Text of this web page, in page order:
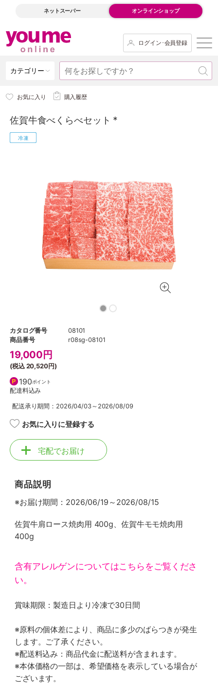
ネットスーパー オンラインショップ
ログイン･会員登録
カテゴリー
お気に入り 購入履歴
佐賀牛食べくらべセット *
カタログ番号
08101
商品番号
r08sg-08101
19,000 円
(税込20,520円)
190ポイント
配達料込み
配送承り期間：2026/04/03～2026/08/09
お気に入りに登録する
宅配でお届け
商品説明
※お届け期間：2026/06/19～2026/08/15
佐賀牛肩ロース焼肉用 400g、佐賀牛モモ焼肉用
400g
含有アレルゲンについてはこちらをご覧くださ
い。
賞味期限：製造日より冷凍で30日間
※原料の個体差により、商品に多少のばらつきが発生
します。ご了承ください。
※配送料込み：商品代金に配送料が含まれます。
※本体価格の一部は、希望価格を表示している場合が
ございます。